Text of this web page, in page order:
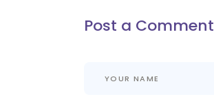
Post a Comment